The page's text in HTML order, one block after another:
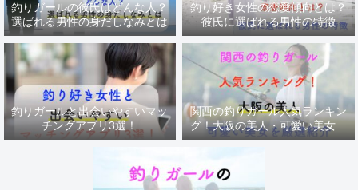
釣りガールの彼氏はどんな人？
選ばれる男性の身だしなみとは
釣り好き女性の恋愛傾向とは？
彼氏に選ばれる男性の特徴
釣りガールと出会いやすいマッ
チングアプリ3選！
関西の釣りガール人気ランキン
グ！大阪の美人・可愛い美女を
厳選紹介